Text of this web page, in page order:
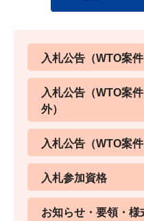
入札公告（WTO案件
入札公告（WTO案
外）
入札公告（WTO案
入札参加資格
お知らせ・要領・様